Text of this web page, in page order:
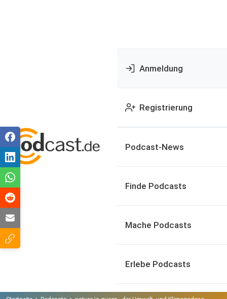
Anmeldung
Registrierung
Podcast-News
Finde Podcasts
Mache Podcasts
Erlebe Podcasts